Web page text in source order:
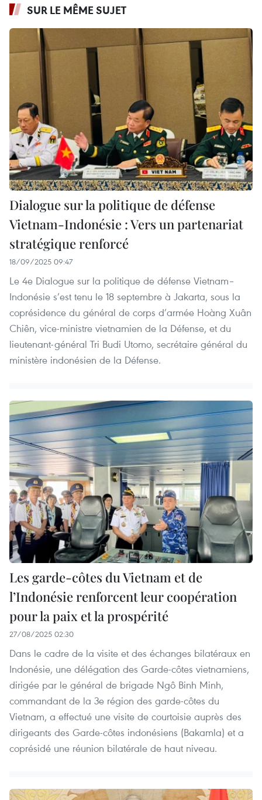
SUR LE MÊME SUJET
Dialogue sur la politique de défense
Vietnam-Indonésie : Vers un partenariat
stratégique renforcé
18/09/2025 09:47
Le 4e Dialogue sur la politique de défense Vietnam–
Indonésie s’est tenu le 18 septembre à Jakarta, sous la
coprésidence du général de corps d’armée Hoàng Xuân
Chiên, vice-ministre vietnamien de la Défense, et du
lieutenant-général Tri Budi Utomo, secrétaire général du
ministère indonésien de la Défense.
Les garde-côtes du Vietnam et de
l’Indonésie renforcent leur coopération
pour la paix et la prospérité
27/08/2025 02:30
Dans le cadre de la visite et des échanges bilatéraux en
Indonésie, une délégation des Garde-côtes vietnamiens,
dirigée par le général de brigade Ngô Binh Minh,
commandant de la 3e région des garde-côtes du
Vietnam, a effectué une visite de courtoisie auprès des
dirigeants des Garde-côtes indonésiens (Bakamla) et a
coprésidé une réunion bilatérale de haut niveau.